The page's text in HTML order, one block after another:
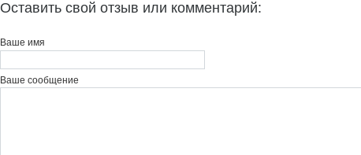
Оставить свой отзыв или комментарий:
Ваше имя
Ваше сообщение